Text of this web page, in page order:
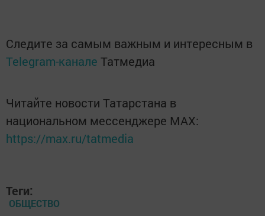
Следите за самым важным и интересным в
Telegram-канале Татмедиа
Читайте новости Татарстана в
национальном мессенджере MАХ:
https://max.ru/tatmedia
Теги:
ОБЩЕСТВО